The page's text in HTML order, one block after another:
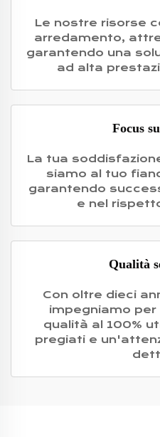
Le nostre risorse
arredamento,
garantendo una
ad alta
Focus
La tua
siamo al tuo
garantendo
e nel
Qualità
Con oltre dieci
impegniamo
qualità al 100%
pregiati e